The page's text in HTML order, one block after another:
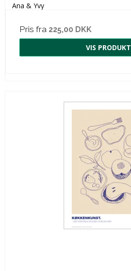
Ana & Yvy
Pris fra 225,00 DKK
VIS PRODUKT